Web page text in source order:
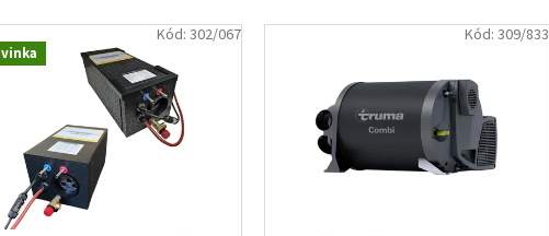
Kód: 302/067 Kód: 309/833